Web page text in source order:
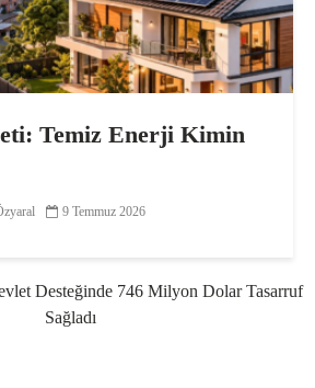
Temiz Enerji Kimin
9 Temmuz 2026
Desteğinde 746 Milyon Dolar Tasarruf
Sağladı